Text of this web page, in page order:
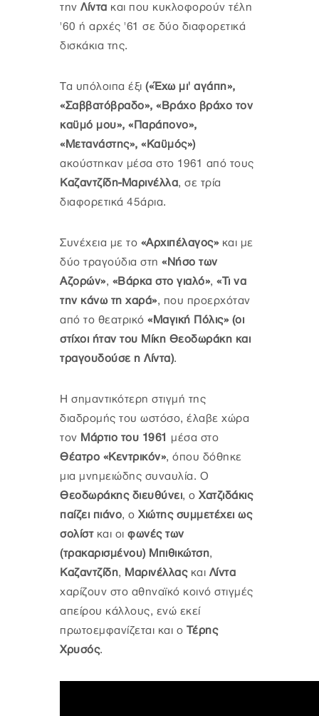
την Λίντα και που κυκλοφορούν τέλη
'60 ή αρχές '61 σε δύο διαφορετικά
δισκάκια της.
Τα υπόλοιπα έξι («Έχω μι' αγάπη»,
«Σαββατόβραδο», «Βράχο βράχο τον
καϋμό μου», «Παράπονο»,
«Μετανάστης», «Καϋμός»)
ακούστηκαν μέσα στο 1961 από τους
Καζαντζίδη-Μαρινέλλα, σε τρία
διαφορετικά 45άρια.
Συνέχεια με το «Αρχιπέλαγος» και με
δύο τραγούδια στη «Νήσο των
Αζορών», «Βάρκα στο γιαλό», «Τι να
την κάνω τη χαρά», που προερχόταν
από το θεατρικό «Μαγική Πόλις» (οι
στίχοι ήταν του Μίκη Θεοδωράκη και
τραγουδούσε η Λίντα).
Η σημαντικότερη στιγμή της
διαδρομής του ωστόσο, έλαβε χώρα
τον Μάρτιο του 1961
μέσα στο
Θέατρο «Κεντρικόν», όπου δόθηκε
μια μνημειώδης συναυλία. Ο
Θεοδωράκης διευθύνει, ο Χατζιδάκις
παίζει πιάνο, ο Χιώτης συμμετέχει ως
σολίστ και οι φωνές των
(τρακαρισμένου) Μπιθικώτση,
Καζαντζίδη, Μαρινέλλαςκαι Λίντα
χαρίζουν στο αθηναϊκό κοινό στιγμές
απείρου κάλλους, ενώ εκεί
πρωτοεμφανίζεται και ο Τέρης
Χρυσός.